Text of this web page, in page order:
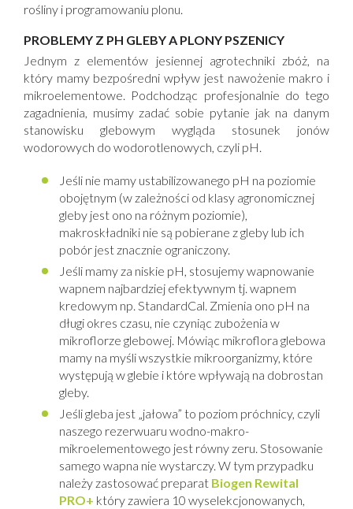
rośliny i programowaniu plonu.
PROBLEMY Z PH GLEBY A PLONY PSZENICY
Jednym z elementów jesiennej agrotechniki zbóż, na
który mamy bezpośredni wpływ jest nawożenie makro i
mikroelementowe. Podchodząc profesjonalnie do tego
zagadnienia, musimy zadać sobie pytanie jak na danym
stanowisku glebowym wygląda stosunek jonów
wodorowych do wodorotlenowych, czyli pH.
Jeśli nie mamy ustabilizowanego pH na poziomie
obojętnym (w zależności od klasy agronomicznej
gleby jest ono na różnym poziomie),
makroskładniki nie są pobierane z gleby lub ich
pobór jest znacznie ograniczony.
Jeśli mamy za niskie pH, stosujemy wapnowanie
wapnem najbardziej efektywnym tj. wapnem
kredowym np. StandardCal. Zmienia ono pH na
długi okres czasu, nie czyniąc zubożenia w
mikroflorze glebowej. Mówiąc mikroflora glebowa
mamy na myśli wszystkie mikroorganizmy, które
występują w glebie i które wpływają na dobrostan
gleby.
Jeśli gleba jest „jałowa” to poziom próchnicy, czyli
naszego rezerwuaru wodno-makro-
mikroelementowego jest równy zeru. Stosowanie
samego wapna nie wystarczy. W tym przypadku
należy zastosować preparat Biogen Rewital
PRO+ który zawiera 10 wyselekcjonowanych,